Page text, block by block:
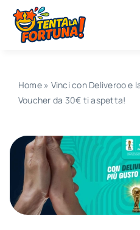
Salta
contenuto
Home» Vinci con Deliveroo e
Voucher da 30€ ti aspetta!